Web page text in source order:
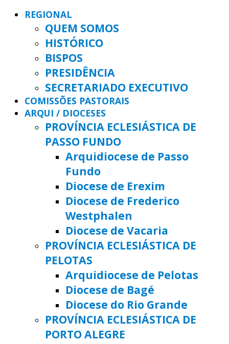
REGIONAL
QUEM SOMOS
HISTÓRICO
BISPOS
PRESIDÊNCIA
SECRETARIADO EXECUTIVO
COMISSÕES PASTORAIS
ARQUI / DIOCESES
PROVÍNCIA ECLESIÁSTICA DE
PASSO FUNDO
Arquidiocese de Passo
Fundo
Diocese de Erexim
Diocese de Frederico
Westphalen
Diocese de Vacaria
PROVÍNCIA ECLESIÁSTICA DE
PELOTAS
Arquidiocese de Pelotas
Diocese de Bagé
Diocese do Rio Grande
PROVÍNCIA ECLESIÁSTICA DE
PORTO ALEGRE